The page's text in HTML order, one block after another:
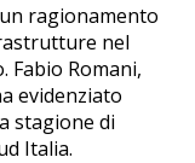
ragionamento
nel
Fabio Romani,
evidenziato
stagione di
Italia.